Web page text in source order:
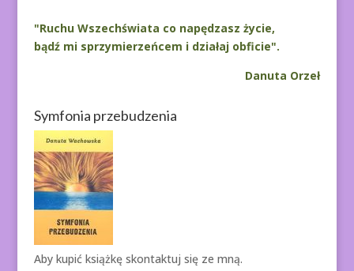
"Ruchu Wszechświata co napędzasz życie,
bądź mi sprzymierzeńcem i działaj obficie".
Danuta Orzeł
Symfonia przebudzenia
Aby kupić książkę skontaktuj się ze mną.